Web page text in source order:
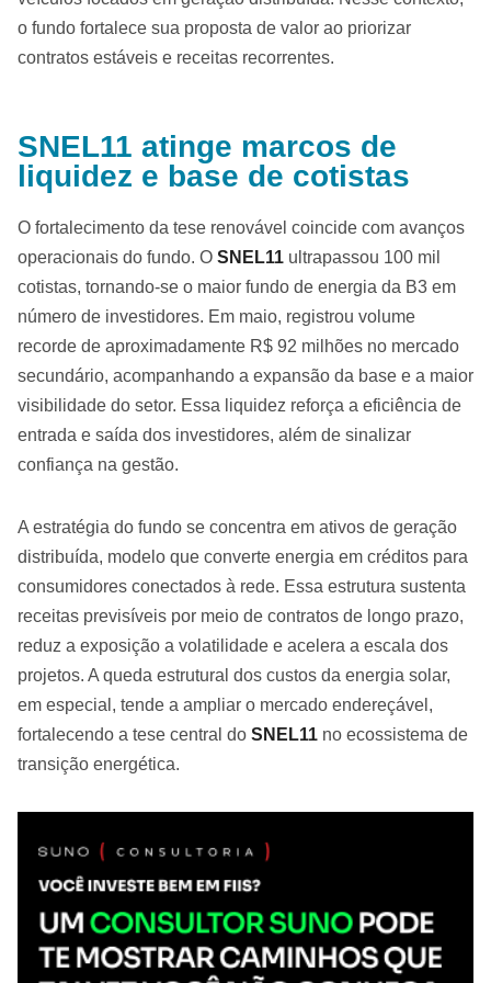
o fundo fortalece sua proposta de valor ao priorizar
contratos estáveis e receitas recorrentes.
SNEL11 atinge marcos de
liquidez e base de cotistas
O fortalecimento da tese renovável coincide com avanços
operacionais do fundo. O SNEL11 ultrapassou 100 mil
cotistas, tornando-se o maior fundo de energia da B3 em
número de investidores. Em maio, registrou volume
recorde de aproximadamente R$ 92 milhões no mercado
secundário, acompanhando a expansão da base e a maior
visibilidade do setor. Essa liquidez reforça a eficiência de
entrada e saída dos investidores, além de sinalizar
confiança na gestão.
A estratégia do fundo se concentra em ativos de geração
distribuída, modelo que converte energia em créditos para
consumidores conectados à rede. Essa estrutura sustenta
receitas previsíveis por meio de contratos de longo prazo,
reduz a exposição a volatilidade e acelera a escala dos
projetos. A queda estrutural dos custos da energia solar,
em especial, tende a ampliar o mercado endereçável,
fortalecendo a tese central do SNEL11 no ecossistema de
transição energética.